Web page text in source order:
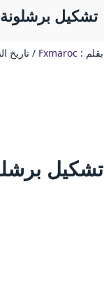
تشكيل برشلونة
بقلم : Fxmaroc
/ تاريخ
تشكيل